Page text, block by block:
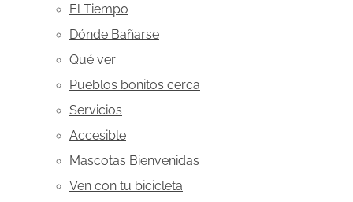
El Tiempo
Dónde Bañarse
Qué ver
Pueblos bonitos cerca
Servicios
Accesible
Mascotas Bienvenidas
Ven con tu bicicleta